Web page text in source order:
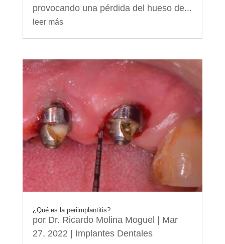
provocando una pérdida del hueso de...
leer más
¿Qué es la periimplantitis?
por Dr. Ricardo Molina Moguel | Mar
27, 2022 | Implantes Dentales